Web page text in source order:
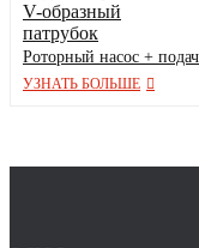
Роторный насос +
УЗНАТЬ БОЛЬШЕ